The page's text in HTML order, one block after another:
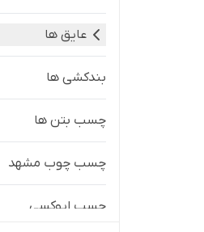
عایق ها
بندکشی ها
چسب بتن ها
چسب چوب مشهد
چسب اپوکسی